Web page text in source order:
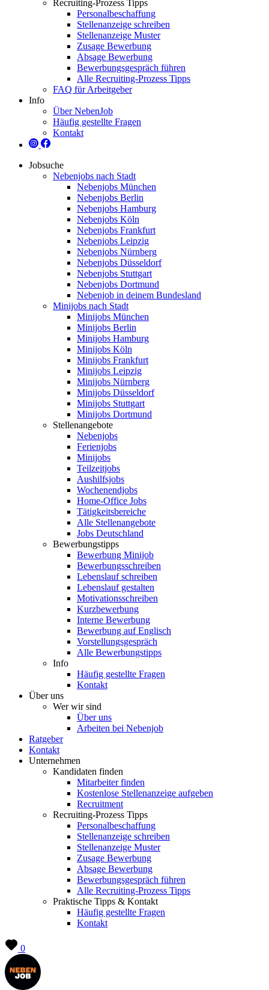
Recruiting-Prozess Tipps
Personalbeschaffung
Stellenanzeige schreiben
Stellenanzeige Muster
Zusage Bewerbung
Absage Bewerbung
Bewerbungsgespräch führen
Alle Recruiting-Prozess Tipps
FAQ für Arbeitgeber
Info
Über NebenJob
Häufig gestellte Fragen
Kontakt
Jobsuche
Nebenjobs nach Stadt
Nebenjobs München
Nebenjobs Berlin
Nebenjobs Hamburg
Nebenjobs Köln
Nebenjobs Frankfurt
Nebenjobs Leipzig
Nebenjobs Nürnberg
Nebenjobs Düsseldorf
Nebenjobs Stuttgart
Nebenjobs Dortmund
Nebenjob in deinem Bundesland
Minijobs nach Stadt
Minijobs München
Minijobs Berlin
Minijobs Hamburg
Minijobs Köln
Minijobs Frankfurt
Minijobs Leipzig
Minijobs Nürnberg
Minijobs Düsseldorf
Minijobs Stuttgart
Minijobs Dortmund
Stellenangebote
Nebenjobs
Ferienjobs
Minijobs
Teilzeitjobs
Aushilfsjobs
Wochenendjobs
Home-Office Jobs
Tätigkeitsbereiche
Alle Stellenangebote
Jobs Deutschland
Bewerbungstipps
Bewerbung Minijob
Bewerbungsschreiben
Lebenslauf schreiben
Lebenslauf gestalten
Motivationsschreiben
Kurzbewerbung
Interne Bewerbung
Bewerbung auf Englisch
Vorstellungsgespräch
Alle Bewerbungstipps
Info
Häufig gestellte Fragen
Kontakt
Über uns
Wer wir sind
Über uns
Arbeiten bei Nebenjob
Ratgeber
Kontakt
Unternehmen
Kandidaten finden
Mitarbeiter finden
Kostenlose Stellenanzeige aufgeben
Recruitment
Recruiting-Prozess Tipps
Personalbeschaffung
Stellenanzeige schreiben
Stellenanzeige Muster
Zusage Bewerbung
Absage Bewerbung
Bewerbungsgespräch führen
Alle Recruiting-Prozess Tipps
Praktische Tipps & Kontakt
Häufig gestellte Fragen
Kontakt
0